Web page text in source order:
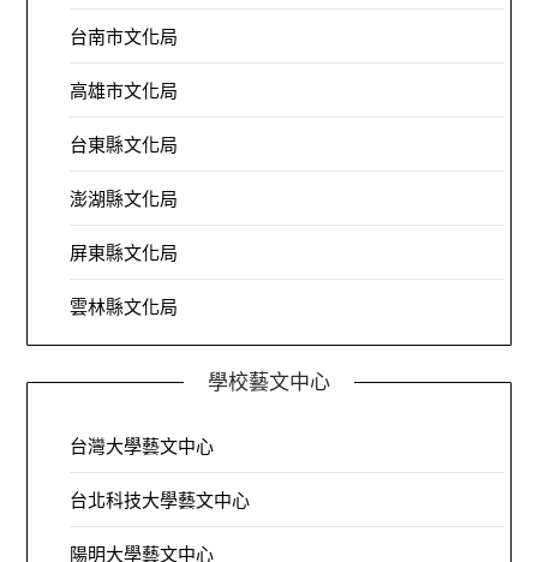
台南市文化局
高雄市文化局
台東縣文化局
澎湖縣文化局
屏東縣文化局
雲林縣文化局
學校藝文中心
台灣大學藝文中心
台北科技大學藝文中心
陽明大學藝文中心